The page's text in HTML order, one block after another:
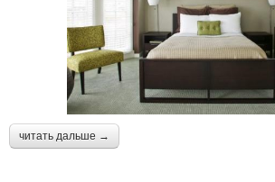
читать дальше →